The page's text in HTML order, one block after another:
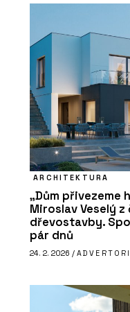
ARCHITEKTURA
„Dům přivezeme
Miroslav Veselý
dřevostavby.
pár dnů
24. 2. 2026 /